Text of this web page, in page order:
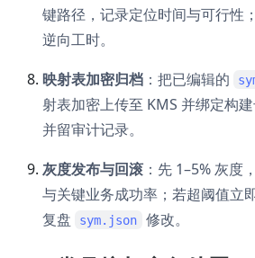
键路径，记录定位时间与可行性
逆向工时。
映射表加密归档 ：把已编辑的
射表加密上传至 KMS 并绑定构
并留审计记录。
灰度发布与回滚 ：先 1–5% 灰度
与关键业务成功率；若超阈值立
复盘
sym.json 修改。